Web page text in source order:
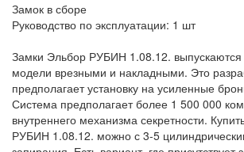
Замок в сборе
Руководство по эксплуатации: 1 шт
Замки Эльбор РУБИН 1.08.12. выпускаются
модели врезными и накладными. Это
предполагает установку на усиленные
Система предполагает более 1 500 000
внутреннего механизма секретности.
РУБИН 1.08.12. можно с 3-5